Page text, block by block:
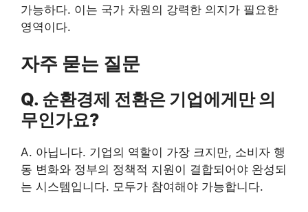
가능하다. 이는 국가 차원의 강력한 의지가 필요한
영역이다.
자주 묻는 질문
Q. 순환경제 전환은 기업에게만 의
무인가요?
A. 아닙니다. 기업의 역할이 가장 크지만, 소비자 행
동 변화와 정부의 정책적 지원이 결합되어야 완성되
는 시스템입니다. 모두가 참여해야 가능합니다.